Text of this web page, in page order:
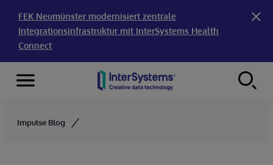
FEK Neumünster modernisiert zentrale
Integrationsinfrastruktur mit InterSystems Health
Connect
Skip to content
Menu
Impulse Blog